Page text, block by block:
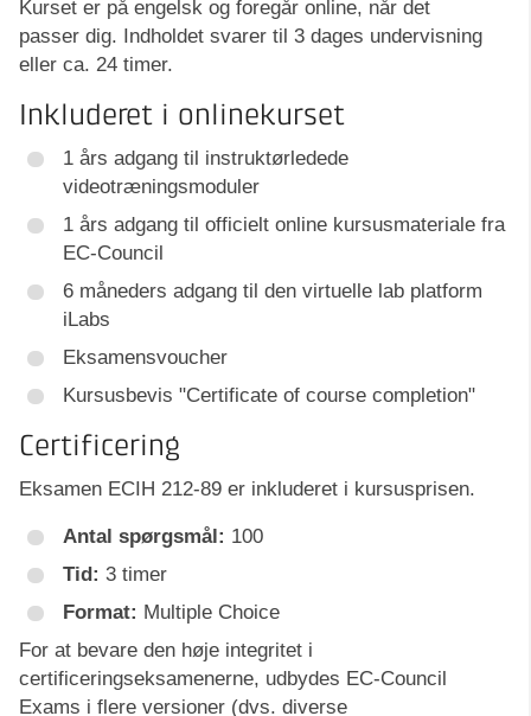
Kurset er på engelsk og foregår online, når det
passer dig. Indholdet svarer til 3 dages undervisning
eller ca. 24 timer.
Inkluderet i onlinekurset
1 års adgang til instruktørledede
videotræningsmoduler
1 års adgang til officielt online kursusmateriale fra
EC-Council
6 måneders adgang til den virtuelle lab platform
iLabs
Eksamensvoucher
Kursusbevis "Certificate of course completion"
Certificering
Eksamen ECIH 212-89 er inkluderet i kursusprisen.
Antal spørgsmål: 100
Tid:3 timer
Format: Multiple Choice
For at bevare den høje integritet i
certificeringseksamenerne, udbydes EC-Council
Exams i flere versioner (dvs. diverse